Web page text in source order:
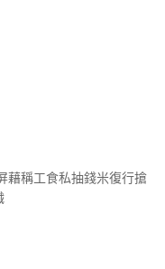
藉稱工食私抽錢米復行搶